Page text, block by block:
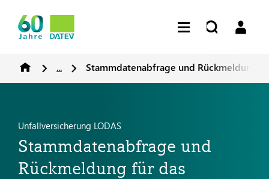
... Stammdatenabfrage und Rückmeldung
Unfallversicherung LODAS
Stammdatenabfrage und
Rückmeldung für das